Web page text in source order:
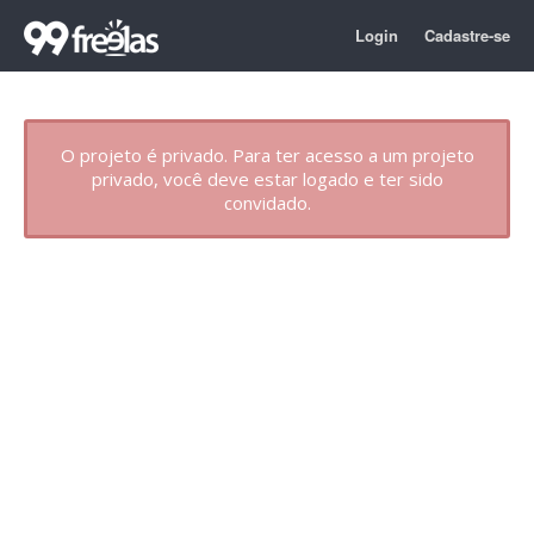
Login Cadastre-se
O projeto é privado. Para ter acesso a um projeto
privado, você deve estar logado e ter sido
convidado.